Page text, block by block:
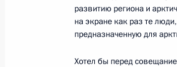
20 декабря 2023 года, 00:00
развитию региона и
на экране как раз те
предназначенную для
Хотел бы перед